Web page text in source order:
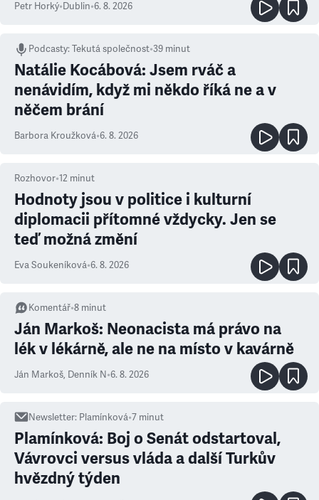
Petr Horký•Dublin•6. 8. 2026
Podcasty:Tekutá společnost•39 minut
Natálie Kocábová: Jsem rváč a
nenávidím, když mi někdo říká ne a v
něčem brání
Barbora Kroužková•6. 8. 2026
Rozhovor•12 minut
Hodnoty jsou v politice i kulturní
diplomacii přítomné vždycky. Jen se
teď možná změní
Eva Soukeníková•6. 8. 2026
Komentář•8 minut
Ján Markoš: Neonacista má právo na
lék v lékárně, ale ne na místo v kavárně
Ján Markoš, Denník N•6. 8. 2026
Newsletter: Plamínková•7 minut
Plamínková: Boj o Senát odstartoval,
Vávrovci versus vláda a další Turkův
hvězdný týden